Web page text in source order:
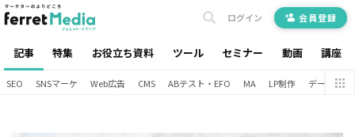
記事 特集 お役立ち資料 ツール セミナー 動画 講座
ログイン 会員登録
SEO SNSマーケ Web広告 CMS ABテスト・EFO MA LP制作 データ分析